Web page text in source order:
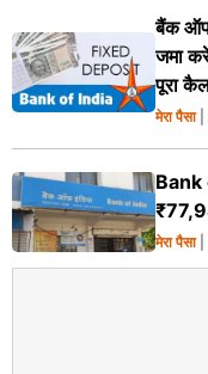
बैंक ऑफ
जमा
पूरा
मेरा पैसा|
Bank
मेरा पैसा|